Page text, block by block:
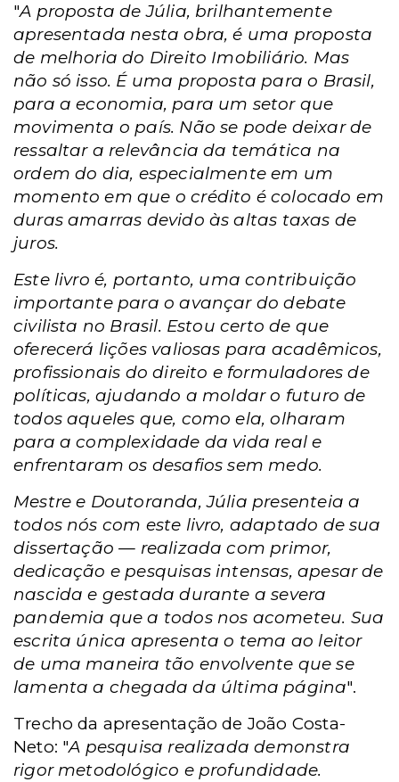
"A proposta de Júlia, brilhantemente
apresentada nesta obra, é uma proposta
de melhoria do Direito Imobiliário. Mas
não só isso. É uma proposta para o Brasil,
para a economia, para um setor que
movimenta o país. Não se pode deixar de
ressaltar a relevância da temática na
ordem do dia, especialmente em um
momento em que o crédito é colocado em
duras amarras devido às altas taxas de
juros.
Este livro é, portanto, uma contribuição
importante para o avançar do debate
civilista no Brasil. Estou certo de que
oferecerá lições valiosas para acadêmicos,
profissionais do direito e formuladores de
políticas, ajudando a moldar o futuro de
todos aqueles que, como ela, olharam
para a complexidade da vida real e
enfrentaram os desafios sem medo.
Mestre e Doutoranda, Júlia presenteia a
todos nós com este livro, adaptado de sua
dissertação — realizada com primor,
dedicação e pesquisas intensas, apesar de
nascida e gestada durante a severa
pandemia que a todos nos acometeu. Sua
escrita única apresenta o tema ao leitor
de uma maneira tão envolvente que se
lamenta a chegada da última página".
Trecho da apresentação de João Costa-
Neto: "A pesquisa realizada demonstra
rigor metodológico e profundidade.